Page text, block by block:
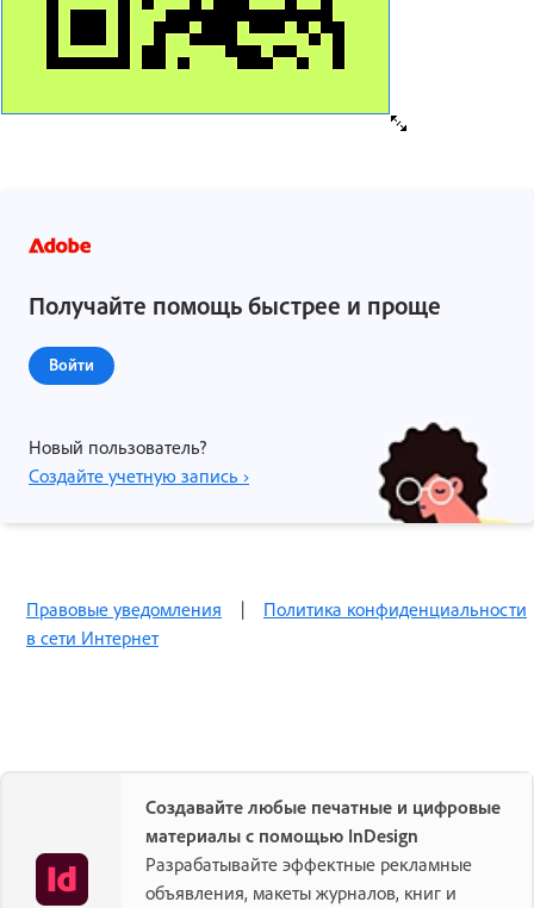
Получайте помощь быстрее и проще
Войти
Новый пользователь?
Создайте учетную запись ›
Правовые уведомления | Политика конфиденциальности
в сети Интернет
Создавайте любые печатные и цифровые
материалы с помощью InDesign
Разрабатывайте эффектные рекламные
объявления, макеты журналов, книг и